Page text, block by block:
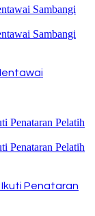
Penataran